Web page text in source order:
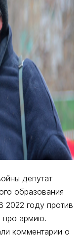
депутат
образования
году против
про армию.
комментарии о